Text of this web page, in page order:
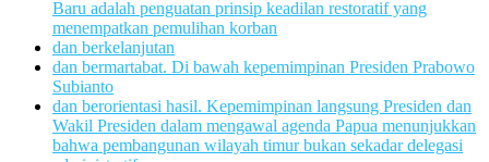
Baru adalah penguatan prinsip keadilan restoratif yang
menempatkan pemulihan korban
dan berkelanjutan
dan bermartabat. Di bawah kepemimpinan Presiden Prabowo
Subianto
dan berorientasi hasil. Kepemimpinan langsung Presiden dan
Wakil Presiden dalam mengawal agenda Papua menunjukkan
bahwa pembangunan wilayah timur bukan sekadar delegasi